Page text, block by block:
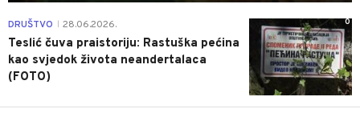
0
DRUŠTVO 28.06.2026.
Teslić čuva praistoriju: Rastuška pećina
kao svjedok života neandertalaca
(FOTO)